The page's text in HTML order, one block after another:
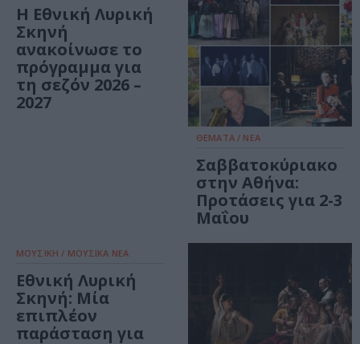
Η Εθνική Λυρική
Σκηνή
ανακοίνωσε το
πρόγραμμα για
τη σεζόν 2026 –
2027
ΘΕΜΑΤΑ / ΝΕΑ
Σαββατοκύριακο
στην Αθήνα:
Προτάσεις για 2-3
Μαΐου
ΜΟΥΣΙΚΗ / ΜΟΥΣΙΚΑ ΝΕΑ
Εθνική Λυρική
Σκηνή: Μία
επιπλέον
παράσταση για